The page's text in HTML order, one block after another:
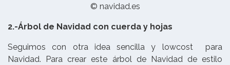
© navidad.es
2.-Árbol de Navidad con cuerda y hojas
Seguimos con otra idea sencilla y lowcost para
Navidad. Para crear este árbol de Navidad de estilo